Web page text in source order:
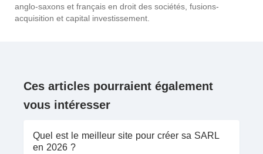
anglo-saxons et français en droit des sociétés, fusions-
acquisition et capital investissement.
Ces articles pourraient également
vous intéresser
Quel est le meilleur site pour créer sa SARL
en 2026 ?